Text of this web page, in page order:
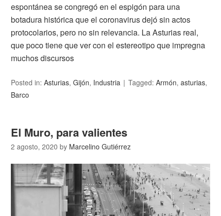
espontánea se congregó en el espigón para una
botadura histórica que el coronavirus dejó sin actos
protocolarios, pero no sin relevancia. La Asturias real,
que poco tiene que ver con el estereotipo que impregna
muchos discursos
Posted in:Asturias,Gijón, Industria Tagged:Armón,asturias,
Barco
El Muro, para valientes
2 agosto, 2020 by Marcelino Gutiérrez